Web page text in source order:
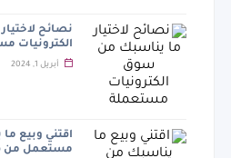
نصائح
الكترونيات
أبريل 1, 2024
اقتني وبيع
مستعمل من